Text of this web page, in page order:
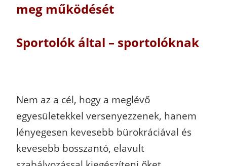
meg működését
Sportolók által – sportolóknak
Nem az a cél, hogy a meglévő
egyesületekkel versenyezzenek, hanem
lényegesen kevesebb bürokráciával és
kevesebb bosszantó, elavult